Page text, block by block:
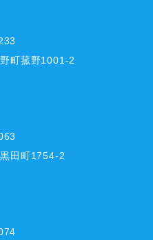
町菰野1001-2
田町1754-2